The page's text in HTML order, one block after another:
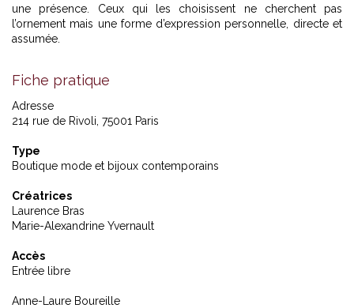
une présence. Ceux qui les choisissent ne cherchent pas
l’ornement mais une forme d’expression personnelle, directe et
assumée.
Fiche pratique
Adresse
214 rue de Rivoli, 75001 Paris
Type
Boutique mode et bijoux contemporains
Créatrices
Laurence Bras
Marie-Alexandrine Yvernault
Accès
Entrée libre
Anne-Laure Boureille